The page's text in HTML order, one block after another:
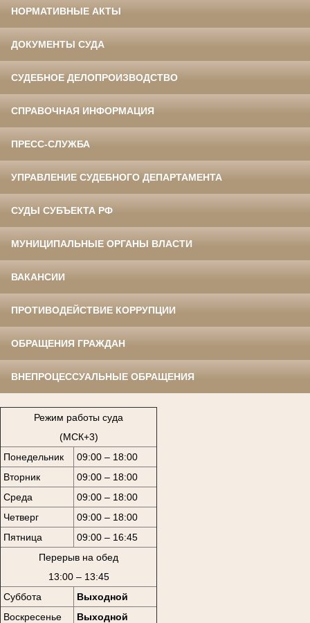
НОРМАТИВНЫЕ АКТЫ
ДОКУМЕНТЫ СУДА
СУДЕБНОЕ ДЕЛОПРОИЗВОДСТВО
СПРАВОЧНАЯ ИНФОРМАЦИЯ
ПРЕСС-СЛУЖБА
УПРАВЛЕНИЕ СУДЕБНОГО ДЕПАРТАМЕНТА
СУДЫ СУБЪЕКТА РФ
МУНИЦИПАЛЬНЫЕ ОРГАНЫ ВЛАСТИ
ВАКАНСИИ
ПРОТИВОДЕЙСТВИЕ КОРРУПЦИИ
ОБРАЩЕНИЯ ГРАЖДАН
ВНЕПРОЦЕССУАЛЬНЫЕ ОБРАЩЕНИЯ
Режим работы суда
(МСК+3)
Понедельник
09:00 – 18:00
Вторник
09:00 – 18:00
Среда
09:00 – 18:00
Четверг
09:00 – 18:00
Пятница
09:00 – 16:45
Перерыв на обед
13:00 – 13:45
Суббота
Выходной
Воскресенье
Выходной